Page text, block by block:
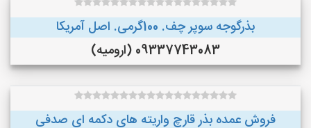
بذرگوجه‌ سوپر چف. 100گرمی. اصل آمریکا
09337743083 (ارومیه)
فروش عمده بذر قارچ واریته های دکمه ای صدفی